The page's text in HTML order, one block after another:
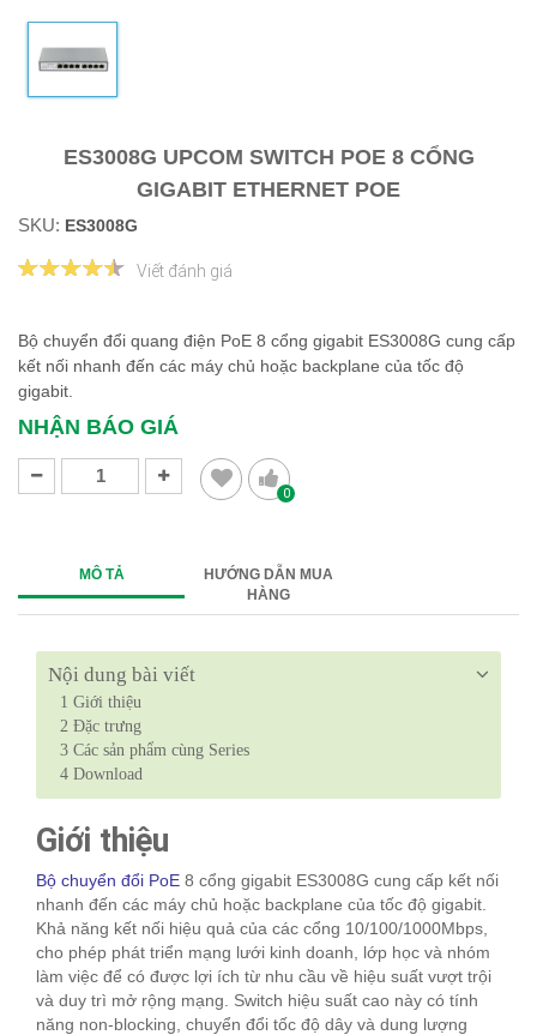
ES3008G UPCOM SWITCH POE 8 CỔNG
GIGABIT ETHERNET POE
SKU: ES3008G
Viết đánh giá
Bộ chuyển đổi quang điện PoE 8 cổng gigabit ES3008G cung cấp
kết nối nhanh đến các máy chủ hoặc backplane của tốc độ
gigabit.
NHẬN BÁO GIÁ
0
MÔ TẢ
HƯỚNG DẪN MUA
HÀNG
Nội dung bài viết
1 Giới thiệu
2 Đặc trưng
3 Các sản phẩm cùng Series
4 Download
Giới thiệu
Bộ chuyển đổi PoE 8 cổng gigabit ES3008G cung cấp kết nối
nhanh đến các máy chủ hoặc backplane của tốc độ gigabit.
Khả năng kết nối hiệu quả của các cổng 10/100/1000Mbps,
cho phép phát triển mạng lưới kinh doanh, lớp học và nhóm
làm việc để có được lợi ích từ nhu cầu về hiệu suất vượt trội
và duy trì mở rộng mạng. Switch hiệu suất cao này có tính
năng non-blocking, chuyển đổi tốc độ dây và dung lượng